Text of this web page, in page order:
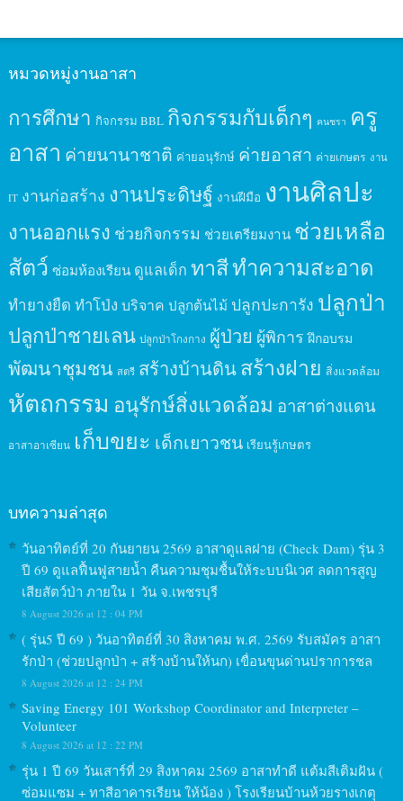
หมวดหมู่งานอาสา
การศึกษา กิจกรรม BBL กิจกรรมกับเด็กๆ คนชรา ครู
อาสา ค่ายนานาชาติ ค่ายอนุรักษ์ ค่ายอาสา ค่ายเกษตร งาน
IT งานก่อสร้าง งานประดิษฐ์ งานฝีมือ งานศิลปะ
งานออกแรง ช่วยกิจกรรม ช่วยเตรียมงาน ช่วยเหลือ
สัตว์ ซ่อมห้องเรียน ดูแลเด็ก ทาสีทำความสะอาด
ทำยางยืด ทำโป่ง บริจาค ปลูกต้นไม้ ปลูกปะการัง ปลูกป่า
ปลูกป่าชายเลน ปลูกป่าโกงกาง ผู้ป่วย ผู้พิการ ฝึกอบรม
พัฒนาชุมชน สตรี สร้างบ้านดินสร้างฝาย สิ่งแวดล้อม
หัตถกรรม อนุรักษ์สิ่งแวดล้อม อาสาต่างแดน
อาสาอาเซียน เก็บขยะ เด็กเยาวชน เรียนรู้เกษตร
บทความล่าสุด
วันอาทิตย์ที่ 20 กันยายน 2569 อาสาดูแลฝาย (Check Dam) รุ่น 3
ปี 69 ดูแลฟื้นฟูสายน้ำ คืนความชุมชื้นให้ระบบนิเวศ ลดการสูญ
เสียสัตว์ป่า ภายใน 1 วัน จ.เพชรบุรี
8 August 2026 at 12 : 04 PM
( รุ่น5 ปี 69 ) วันอาทิตย์ที่ 30 สิงหาคม พ.ศ. 2569 รับสมัคร อาสา
รักป่า (ช่วยปลูกป่า + สร้างบ้านให้นก) เขื่อนขุนด่านปราการชล
8 August 2026 at 12 : 24 PM
Saving Energy 101 Workshop Coordinator and Interpreter –
Volunteer
8 August 2026 at 12 : 22 PM
รุ่น 1 ปี 69 วันเสาร์ที่ 29 สิงหาคม 2569 อาสาทำดี แต้มสีเติมฝัน (
ซ่อมแซม + ทาสีอาคารเรียน ให้น้อง ) โรงเรียนบ้านห้วยรางเกตุ